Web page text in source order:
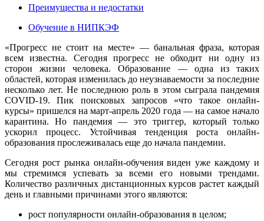
Преимущества и недостатки
Обучение в НИПКЭФ
«Прогресс не стоит на месте» — банальная фраза, которая
всем известна. Сегодня прогресс не обходит ни одну из
сторон жизни человека. Образование — одна из таких
областей, которая изменилась до неузнаваемости за последние
несколько лет. Не последнюю роль в этом сыграла пандемия
COVID-19. Пик поисковых запросов «что такое онлайн-
курсы» пришелся на март-апрель 2020 года — на самое начало
карантина. Но пандемия — это триггер, который только
ускорил процесс. Устойчивая тенденция роста онлайн-
образования прослеживалась еще до начала пандемии.
Сегодня рост рынка онлайн-обучения виден уже каждому и
мы стремимся успевать за всеми его новыми трендами.
Количество различных дистанционных курсов растет каждый
день и главными причинами этого являются:
рост популярности онлайн-образования в целом;